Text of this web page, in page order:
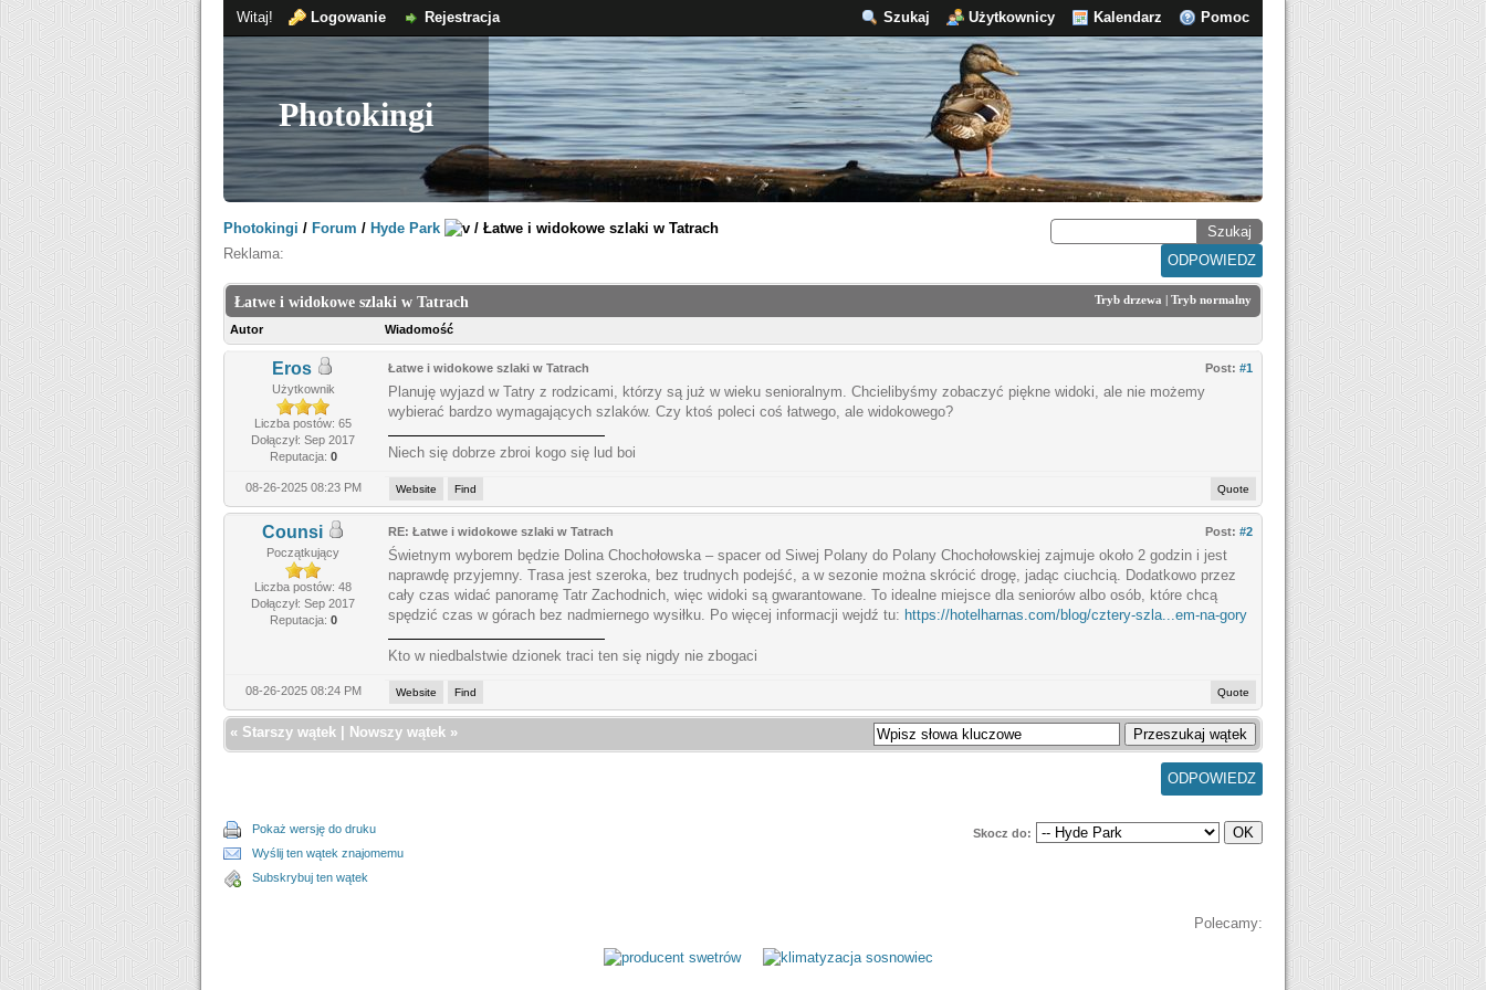
Szukaj Użytkownicy Kalendarz Pomoc
Witaj! Logowanie Rejestracja
Photokingi
Photokingi / Forum / Hyde Park / Łatwe i widokowe szlaki w Tatrach
Reklama:
ODPOWIEDZ
Tryb drzewa | Tryb normalny
Łatwe i widokowe szlaki w Tatrach
Autor Wiadomość
Eros
Użytkownik
Liczba postów: 65
Dołączył: Sep 2017
Reputacja: 0
Post: #1
Łatwe i widokowe szlaki w Tatrach
Planuję wyjazd w Tatry z rodzicami, którzy są już w wieku senioralnym. Chcielibyśmy zobaczyć piękne widoki, ale nie możemy
wybierać bardzo wymagających szlaków. Czy ktoś poleci coś łatwego, ale widokowego?
Niech się dobrze zbroi kogo się lud boi
08-26-2025 08:23 PM Website Find Quote
Counsi
Początkujący
Liczba postów: 48
Dołączył: Sep 2017
Reputacja: 0
Post: #2
RE: Łatwe i widokowe szlaki w Tatrach
Świetnym wyborem będzie Dolina Chochołowska – spacer od Siwej Polany do Polany Chochołowskiej zajmuje około 2 godzin i jest
naprawdę przyjemny. Trasa jest szeroka, bez trudnych podejść, a w sezonie można skrócić drogę, jadąc ciuchcią. Dodatkowo przez
cały czas widać panoramę Tatr Zachodnich, więc widoki są gwarantowane. To idealne miejsce dla seniorów albo osób, które chcą
spędzić czas w górach bez nadmiernego wysiłku. Po więcej informacji wejdź tu: https://hotelharnas.com/blog/cztery-szla...em-na-gory
Kto w niedbalstwie dzionek traci ten się nigdy nie zbogaci
08-26-2025 08:24 PM Website Find Quote
« Starszy wątek Nowszy wątek »
ODPOWIEDZ
Pokaż wersję do druku
Wyślij ten wątek znajomemu
Subskrybuj ten wątek
Skocz do:
Polecamy: